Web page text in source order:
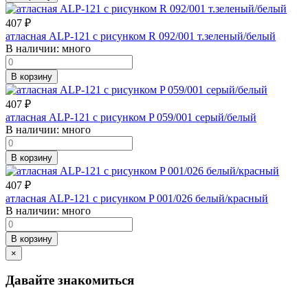
407 ₽
атласная ALP-121 с рисунком R 092/001 т.зеленый/белый
В наличии: много
В корзину
407 ₽
атласная ALP-121 с рисунком P 059/001 серый/белый
В наличии: много
В корзину
407 ₽
атласная ALP-121 с рисунком P 001/026 белый/красный
В наличии: много
В корзину
×
Давайте знакомиться